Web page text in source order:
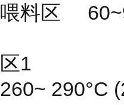
喂料区
区1
260~ 290°C